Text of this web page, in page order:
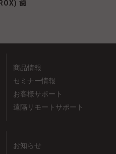
歯
商品情報
セミナー情報
お客様サポート
遠隔リモートサポート
お知らせ